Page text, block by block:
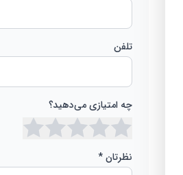
تلفن
چه امتیازی می‌دهید؟
نظرتان *